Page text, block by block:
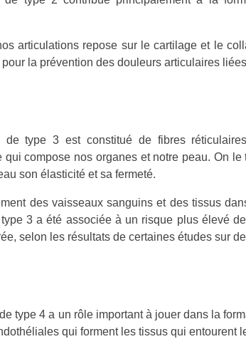
articulations repose sur le cartilage et le
la prévention des douleurs articulaires
de type 3 est constitué de fibres
qui compose nos organes et notre peau. On le
son élasticité et sa fermeté.
des vaisseaux sanguins et des tissus
3 a été associée à un risque plus élevé
selon les résultats de certaines études sur
type 4 a un rôle important à jouer dans la
qui forment les tissus qui entourent